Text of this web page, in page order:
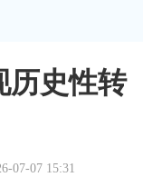
历史性转
07-07 15:31